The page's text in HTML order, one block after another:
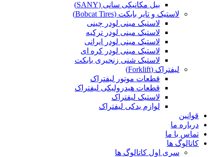
بیل مکانیکی سانی (SANY)
لاستیک و تایر بابکت (Bobcat Tires)
لاستیک مینی لودر چینی
لاستیک مینی لودر ترکیه
لاستیک مینی لودر ایرانی
لاستیک مینی لودر کره ای
لاستیک شنی زنجیری بابکت
لیفتراک (Forklift)
قطعات موتور لیفتراک
قطعات هیدرولیکی لیفتراک
لاستیک لیفتراک
لوازم یدکی لیفتراک
قوانین
درباره ما
تماس با ما
کاتالوگ ها
سری اول کاتالوگ ها